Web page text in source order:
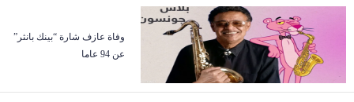
وفاة عازف شارة “بينك بانثر”
عن 94 عاما